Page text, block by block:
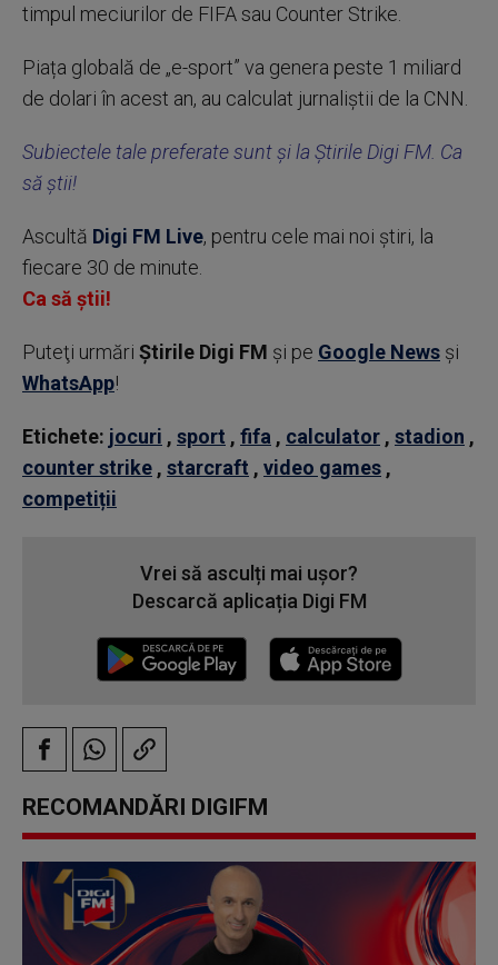
timpul meciurilor de FIFA sau Counter Strike.
Piața globală de „e-sport” va genera peste 1 miliard
de dolari în acest an, au calculat jurnaliștii de la CNN.
Subiectele tale preferate sunt și la Știrile Digi FM. Ca
să știi!
Ascultă Digi FM Live, pentru cele mai noi știri, la
fiecare 30 de minute.
Ca să știi!
Puteţi urmări Știrile Digi FM şi pe Google News şi
WhatsApp!
Etichete: jocuri , sport , fifa , calculator , stadion ,
counter strike , starcraft , video games ,
competiții
Vrei să asculți mai ușor?
Descarcă aplicația Digi FM
RECOMANDĂRI DIGIFM